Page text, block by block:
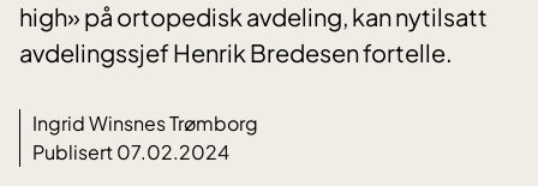
high» på ortopedisk avdeling, kan nytilsatt
avdelingssjef Henrik Bredesen fortelle.
Ingrid Winsnes Trømborg
Publisert 07.02.2024